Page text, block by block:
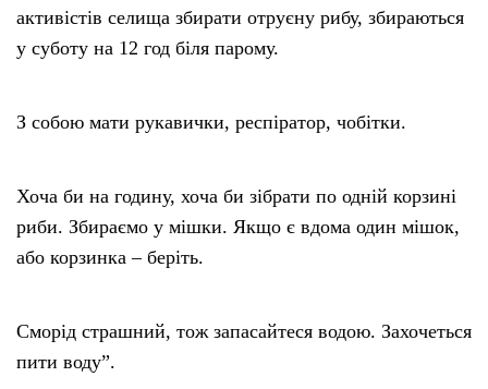
активістів селища збирати отруєну рибу, збираються
у суботу на 12 год біля парому.
З собою мати рукавички, респіратор, чобітки.
Хоча би на годину, хоча би зібрати по одній корзині
риби. Збираємо у мішки. Якщо є вдома один мішок,
або корзинка – беріть.
Сморід страшний, тож запасайтеся водою. Захочеться
пити воду”.